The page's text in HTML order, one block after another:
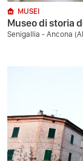
MUSEI
Museo di storia
Senigallia - Ancona